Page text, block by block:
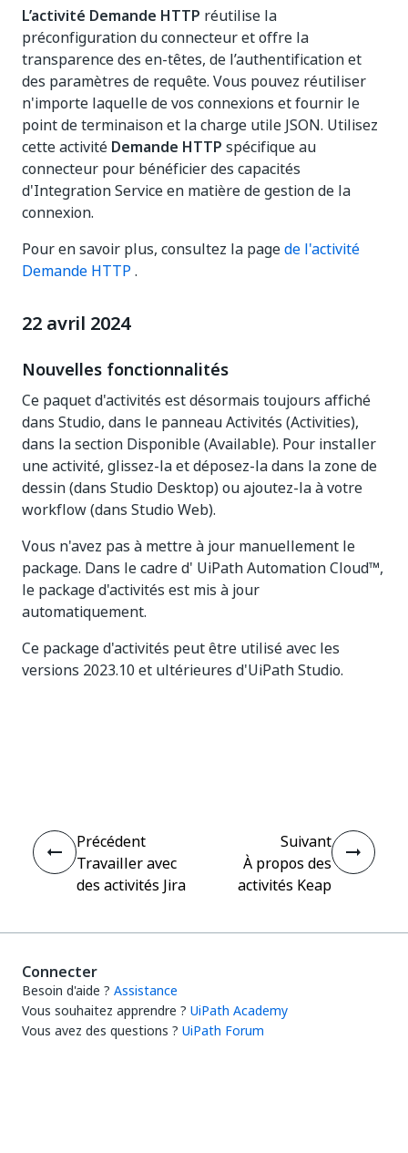
L’activité Demande HTTP réutilise la
préconfiguration du connecteur et offre la
transparence des en-têtes, de l’authentification et
des paramètres de requête. Vous pouvez réutiliser
n'importe laquelle de vos connexions et fournir le
point de terminaison et la charge utile JSON. Utilisez
cette activité Demande HTTP spécifique au
connecteur pour bénéficier des capacités
d'Integration Service en matière de gestion de la
connexion.
Pour en savoir plus, consultez la pagede l'activité
Demande HTTP.
22 avril 2024
Nouvelles fonctionnalités
Ce paquet d'activités est désormais toujours affiché
dans Studio, dans le panneau Activités (Activities),
dans la section Disponible (Available). Pour installer
une activité, glissez-la et déposez-la dans la zone de
dessin (dans Studio Desktop) ou ajoutez-la à votre
workflow (dans Studio Web).
Vous n'avez pas à mettre à jour manuellement le
package. Dans le cadre d' UiPath Automation Cloud™,
le package d'activités est mis à jour
automatiquement.
Ce package d'activités peut être utilisé avec les
versions 2023.10 et ultérieures d'UiPath Studio.
Précédent
Travailler avec
des activités Jira
Suivant
À propos des
activités Keap
Connecter
Besoin d'aide ? Assistance
Vous souhaitez apprendre ? UiPath Academy
Vous avez des questions ? UiPath Forum